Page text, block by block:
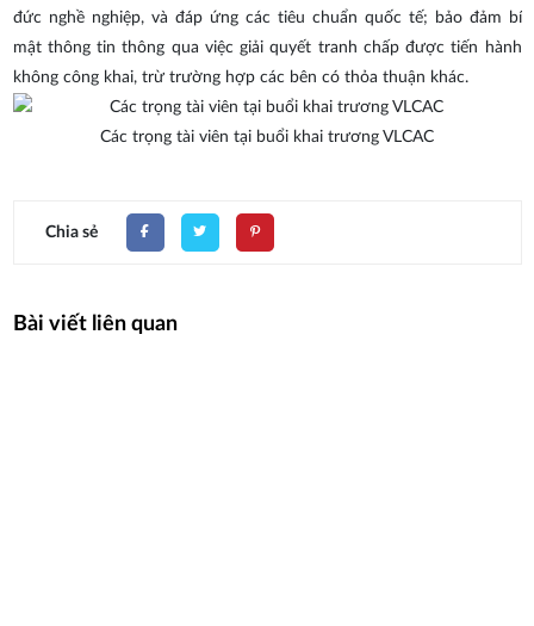
đức nghề nghiệp, và đáp ứng các tiêu chuẩn quốc tế; bảo đảm bí
mật thông tin thông qua việc giải quyết tranh chấp được tiến hành
không công khai, trừ trường hợp các bên có thỏa thuận khác.
Các trọng tài viên tại buổi khai trương VLCAC
Chia sẻ
Bài viết liên quan